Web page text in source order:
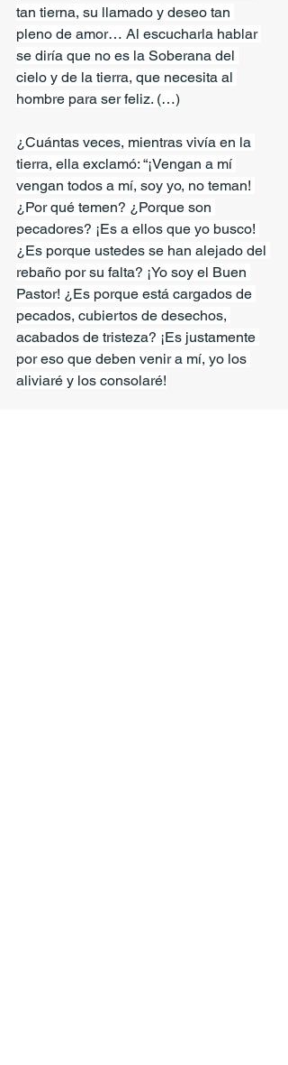
tan tierna, su llamado y deseo tan
pleno de amor… Al escucharla hablar
se diría que no es la Soberana del
cielo y de la tierra, que necesita al
hombre para ser feliz. (…)
¿Cuántas veces, mientras vivía en la
tierra, ella exclamó: “¡Vengan a mí
vengan todos a mí, soy yo, no teman!
¿Por qué temen? ¿Porque son
pecadores? ¡Es a ellos que yo busco!
¿Es porque ustedes se han alejado del
rebaño por su falta? ¡Yo soy el Buen
Pastor! ¿Es porque está cargados de
pecados, cubiertos de desechos,
acabados de tristeza? ¡Es justamente
por eso que deben venir a mí, yo los
aliviaré y los consolaré!